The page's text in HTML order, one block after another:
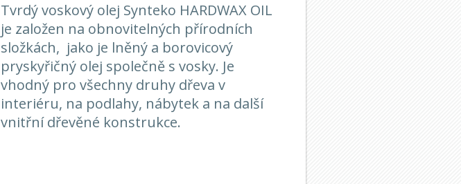
Tvrdý voskový olej Synteko HARDWAX OIL
je založen na obnovitelných přírodních
složkách, jako je lněný a borovicový
pryskyřičný olej společně s vosky. Je
vhodný pro všechny druhy dřeva v
interiéru, na podlahy, nábytek a na další
vnitřní dřevěné konstrukce.